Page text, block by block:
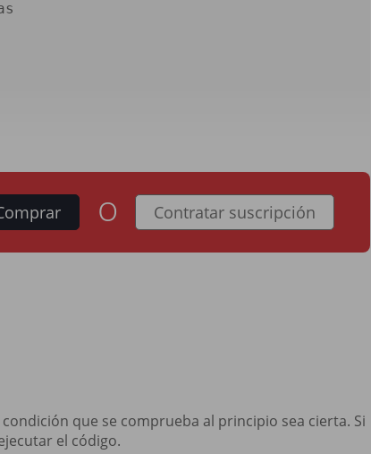
o Contratar suscripción
que se comprueba al principio sea cierta. Si
el código.